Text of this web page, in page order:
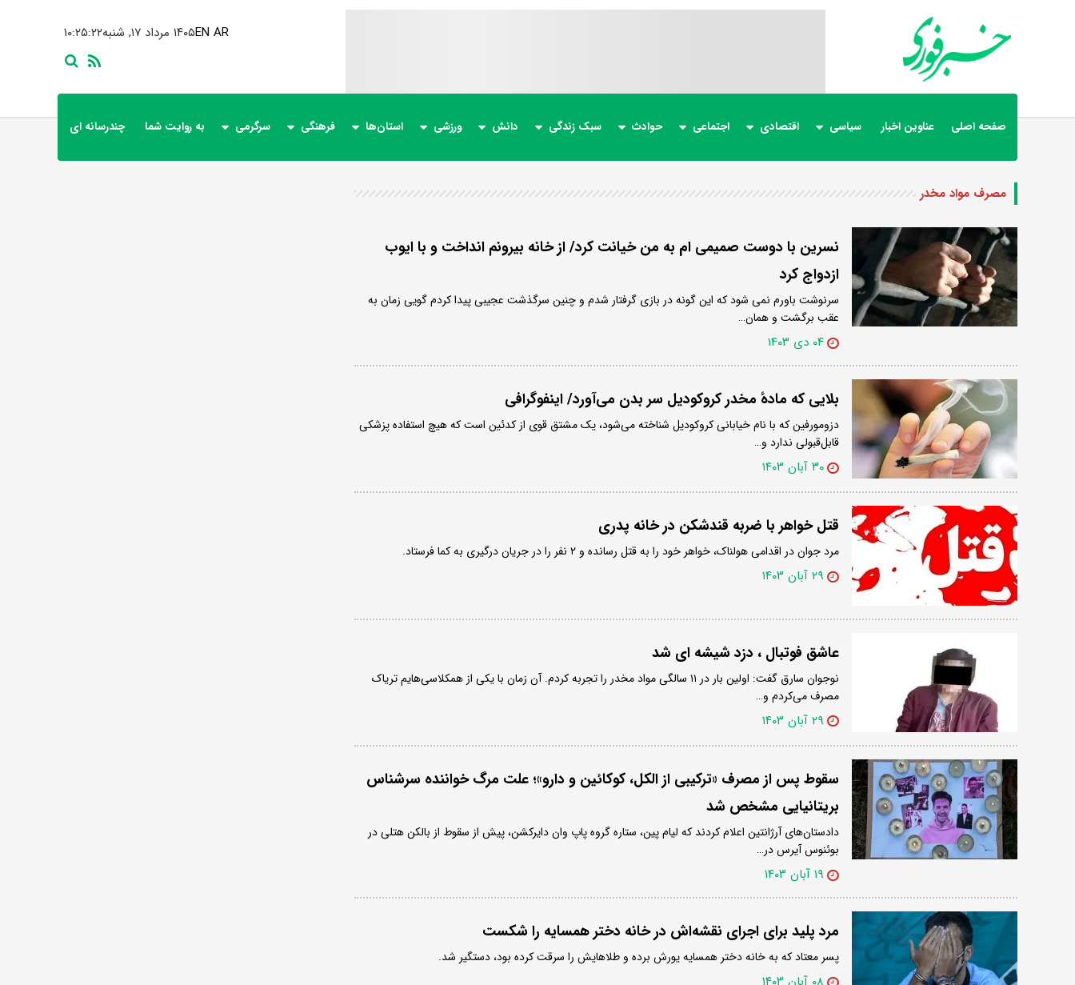
۱۰:۲۵:۲۲ ۱۴۰۵ مرداد ۱۷, شنبهEN AR
صفحه اصلی عناوین اخبار سیاسی اقتصادی اجتماعی حوادث سبک زندگی دانش ورزشی استان‌ها فرهنگی سرگرمی به روایت شما چندرسانه ای
مصرف مواد مخدر
نسرین با دوست صمیمی ام به من خیانت کرد/ از خانه بیرونم انداخت و با ایوب
ازدواج کرد
سرنوشت باورم نمی شود که این گونه در بازی گرفتار شدم و چنین سرگذشت عجیبی پیدا کردم گویی زمان به
عقب برگشت و همان…
۰۴ دی ۱۴۰۳
بلایی که مادهٔ مخدر کروکودیل سر بدن می‌آورد/ اینفوگرافی
دزومورفین که با نام خیابانی کروکودیل شناخته می‌شود، یک مشتق قوی از کدئین است که هیچ استفاده پزشکی
قابل‌قبولی ندارد و…
۳۰ آبان ۱۴۰۳
قتل خواهر با ضربه قندشکن در خانه پدری
مرد جوان در اقدامی هولناک، خواهر خود را به قتل رسانده و ۲ نفر را در جریان درگیری به کما فرستاد.
۲۹ آبان ۱۴۰۳
عاشق فوتبال ، دزد شیشه ای شد
نوجوان سارق گفت: اولین بار در ۱۱ سالگی مواد مخدر را تجربه کردم. آن زمان با یکی از همکلاسی‌هایم تریاک
مصرف می‌کردم و…
۲۹ آبان ۱۴۰۳
سقوط پس از مصرف «ترکیبی از الکل، کوکائین و دارو»؛ علت مرگ خواننده سرشناس
بریتانیایی مشخص شد
دادستان‌های آرژانتین اعلام کردند که لیام پین، ستاره گروه پاپ وان دایرکشن، پیش از سقوط از بالکن هتلی در
بوئنوس آیرس در…
۱۹ آبان ۱۴۰۳
مرد پلید برای اجرای نقشه‌اش در خانه دختر همسایه را شکست
پسر معتاد که به خانه دختر همسایه یورش برده و طلاهایش را سرقت کرده بود، دستگیر شد.